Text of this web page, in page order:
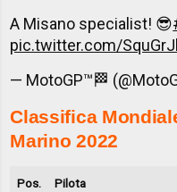
A Misano specialist! 😎
pic.twitter.com/
— MotoGP™🏁
Classifica
Marino 2022
Pos. Pilota